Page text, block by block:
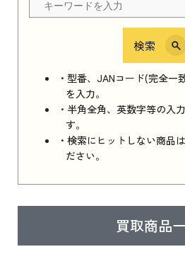
検索
・型番、JANコード(完全一
を入力。
・半角全角、英数字等の入
す。
・検索にヒットしない商品
ださい。
買取商品